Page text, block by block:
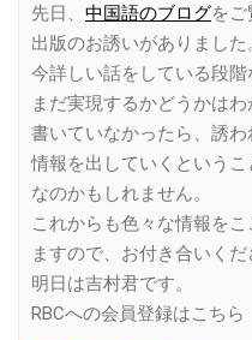
先日、 中国語のブログをご
出版のお誘いがありました
今詳しい話をしている段階
まだ実現するかどうかはわ
書いていなかったら、誘わ
情報を出していくという
なのかもしれません。
これからも色々な情報を
ますので、お付き合いくだ
明日は吉村君です。
RBCへの会員登録はこちら